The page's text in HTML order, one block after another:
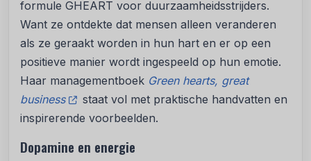
formule GHEART voor duurzaamheidsstrijders.
Want ze ontdekte dat mensen alleen veranderen
als ze geraakt worden in hun hart en er op een
positieve manier wordt ingespeeld op hun emotie.
Haar managementboek Green hearts, great
business
staat vol met praktische handvatten en
inspirerende voorbeelden.
Dopamine en energie